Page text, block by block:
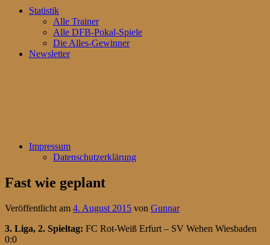
Statistik
Alle Trainer
Alle DFB-Pokal-Spiele
Die Alles-Gewinner
Newsletter
Impressum
Datenschutzerklärung
Fast wie geplant
Veröffentlicht am 4. August 2015 von Gunnar
3. Liga, 2. Spieltag: FC Rot-Weiß Erfurt – SV Wehen Wiesbaden
0:0